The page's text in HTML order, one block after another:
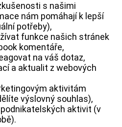
s našimi
nám pomáhají k lepší
potřeby),
funkce našich stránek
komentáře,
na váš dotaz,
a aktualit z webových
aktivitám
výslovný souhlas),
aktivit (v